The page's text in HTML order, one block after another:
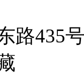
路435